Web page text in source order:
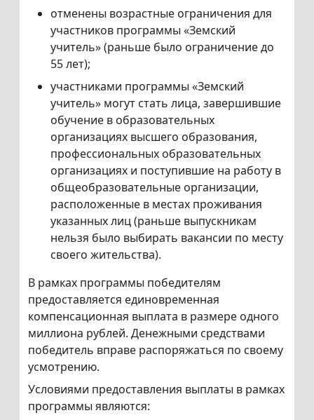
отменены возрастные ограничения для
участников программы «Земский
учитель» (раньше было ограничение до
55 лет);
участниками программы «Земский
учитель» могут стать лица, завершившие
обучение в образовательных
организациях высшего образования,
профессиональных образовательных
организациях и поступившие на работу в
общеобразовательные организации,
расположенные в местах проживания
указанных лиц (раньше выпускникам
нельзя было выбирать вакансии по месту
своего жительства).
В рамках программы победителям
предоставляется единовременная
компенсационная выплата в размере одного
миллиона рублей. Денежными средствами
победитель вправе распоряжаться по своему
усмотрению.
Условиями предоставления выплаты в рамках
программы являются: